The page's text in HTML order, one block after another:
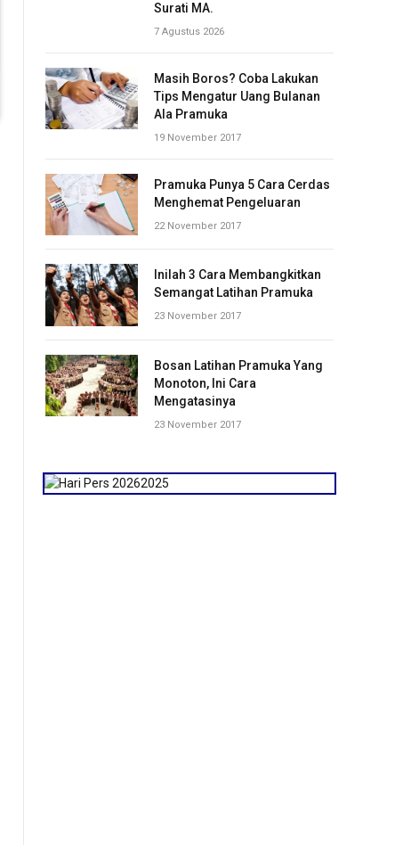
Surati MA.
7 Agustus 2026
Masih Boros? Coba Lakukan
Tips Mengatur Uang Bulanan
Ala Pramuka
19 November 2017
Pramuka Punya 5 Cara Cerdas
Menghemat Pengeluaran
22 November 2017
Inilah 3 Cara Membangkitkan
Semangat Latihan Pramuka
23 November 2017
Bosan Latihan Pramuka Yang
Monoton, Ini Cara
Mengatasinya
23 November 2017